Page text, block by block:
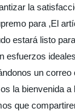
la
para ,El
estará listo
esfuerzos
un
la bienvenida
que